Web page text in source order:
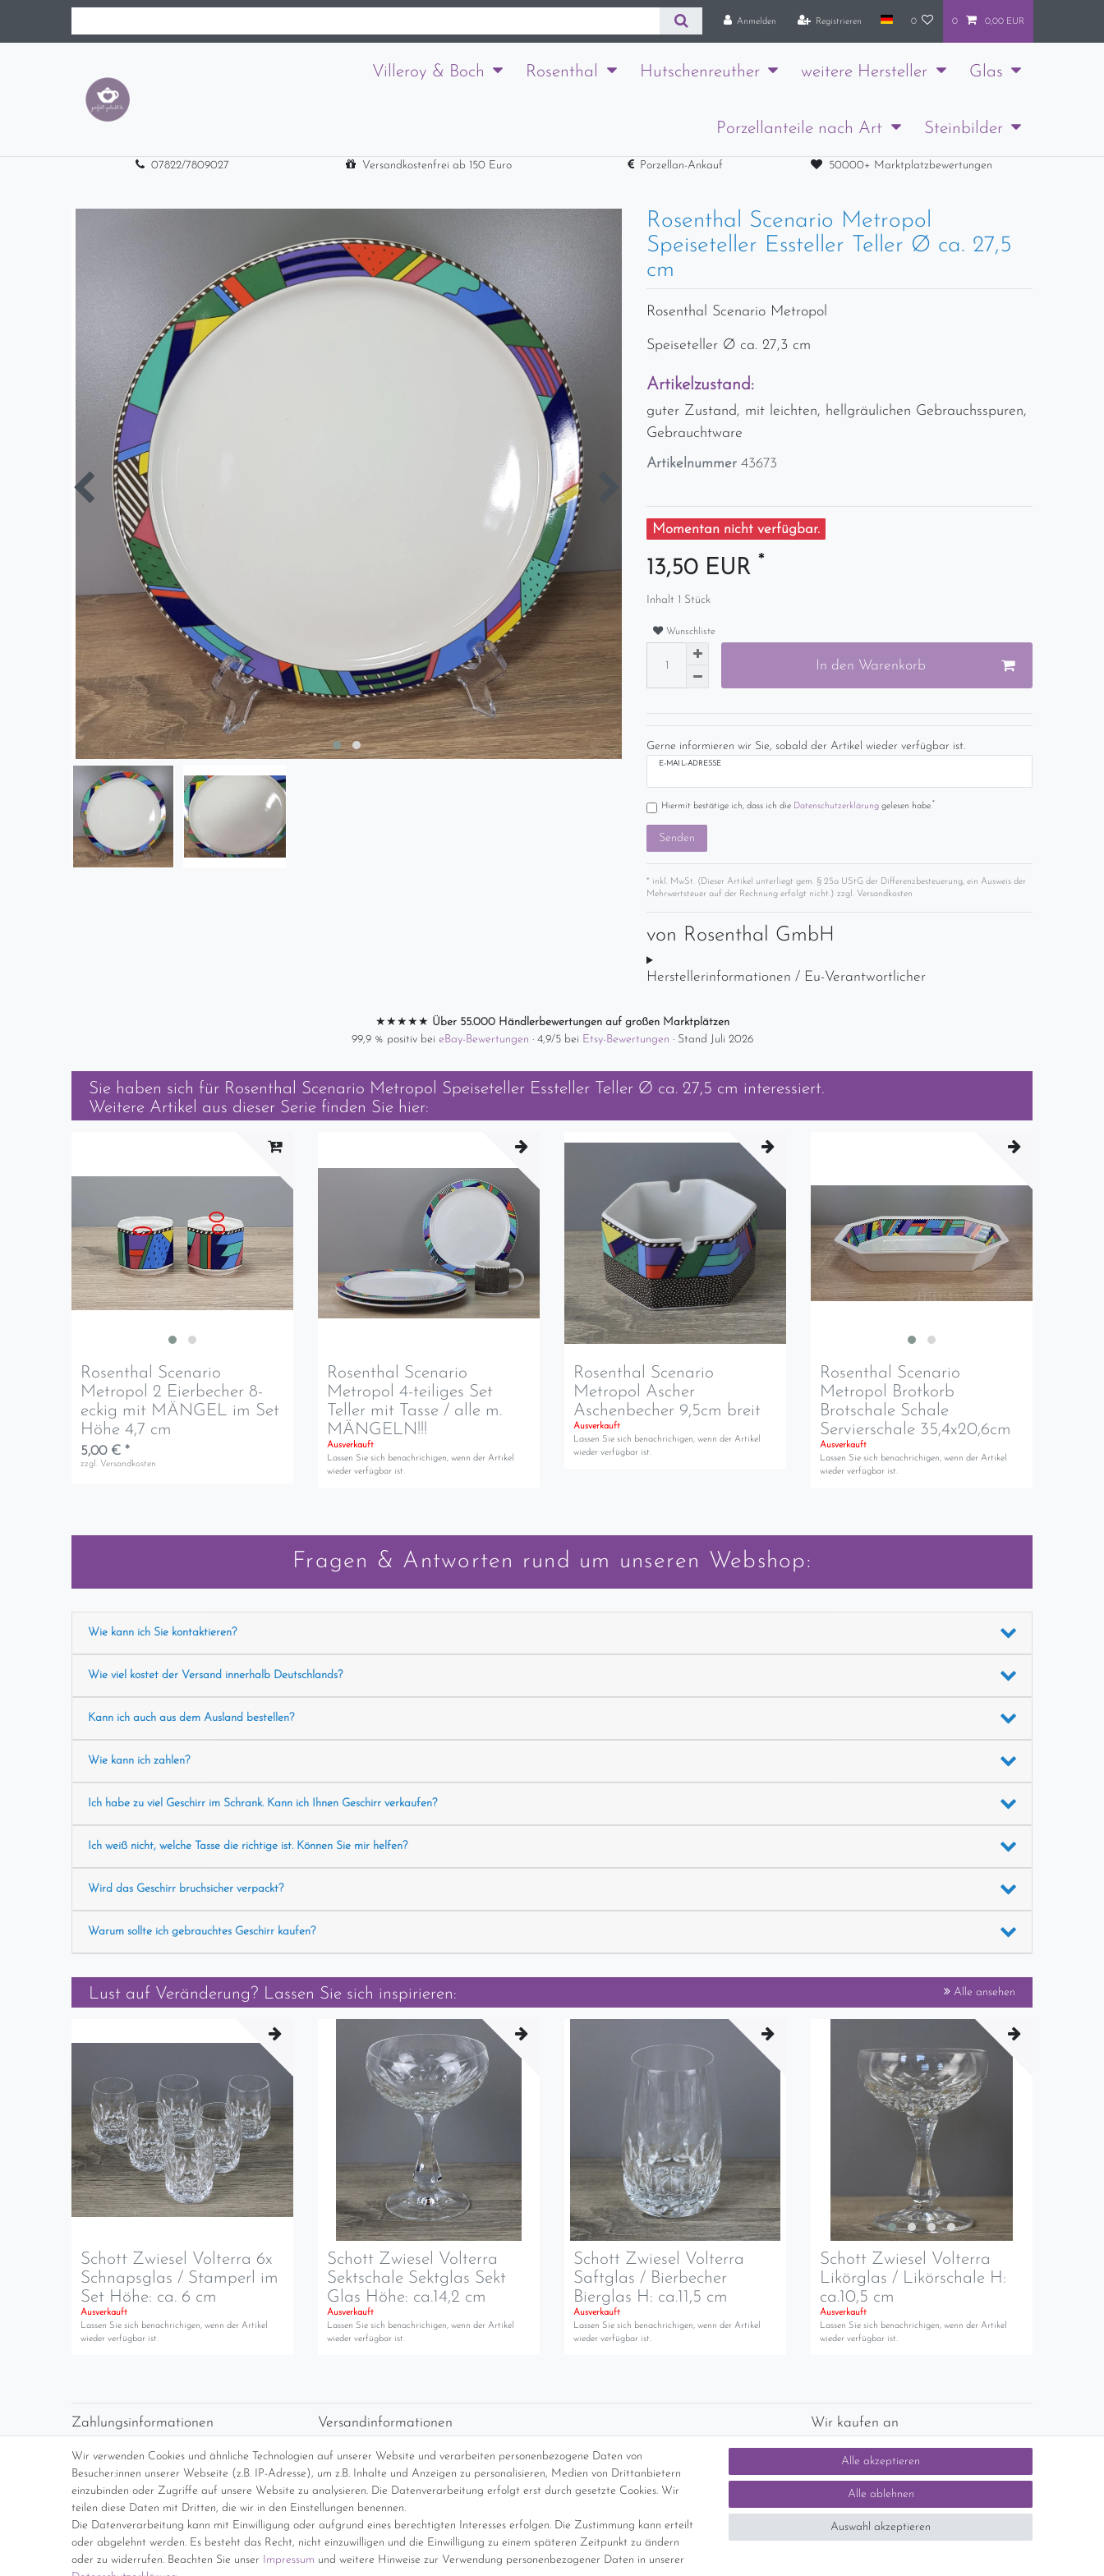
Anmelden Registrieren 0 0 0,00 EUR
Villeroy & Boch Rosenthal Hutschenreuther weitere Hersteller Glas
Porzellanteile nach Art Steinbilder
07822/7809027 Versandkostenfrei ab 150 Euro Porzellan-Ankauf 50000+ Marktplatzbewertungen
Rosenthal Scenario Metropol
Speiseteller Essteller Teller Ø ca. 27,5
cm
Rosenthal Scenario Metropol
Speiseteller Ø ca. 27,3 cm
Artikelzustand:
guter Zustand, mit leichten, hellgräulichen Gebrauchsspuren,
Gebrauchtware
Artikelnummer 43673
Momentan nicht verfügbar.
13,50 EUR *
Inhalt 1 Stück
Wunschliste
In den Warenkorb
Gerne informieren wir Sie, sobald der Artikel wieder verfügbar ist.
E-MAIL-ADRESSE
Hiermit bestätige ich, dass ich die Daten­schutz­erklärunggelesen habe.*
Senden
* inkl. MwSt. (Dieser Artikel unterliegt gem. § 25a UStG der Differenzbesteuerung, ein Ausweis der
Mehrwertsteuer auf der Rechnung erfolgt nicht.) zzgl. Versandkosten
von Rosenthal GmbH
Herstellerinformationen / Eu-Verantwortlicher
★★★★★ Über 55.000 Händlerbewertungen auf großen Marktplätzen
99,9 % positiv bei eBay-Bewertungen · 4,9/5 bei Etsy-Bewertungen · Stand Juli 2026
Sie haben sich für Rosenthal Scenario Metropol Speiseteller Essteller Teller Ø ca. 27,5 cm interessiert.
Weitere Artikel aus dieser Serie finden Sie hier:
Rosenthal Scenario
Metropol 2 Eierbecher 8-
eckig mit MÄNGEL im Set
Höhe 4,7 cm
5,00 € *
zzgl. Versandkosten
Rosenthal Scenario
Metropol 4-teiliges Set
Teller mit Tasse / alle m.
MÄNGELN!!!
Ausverkauft
Lassen Sie sich benachrichigen, wenn der Artikel
wieder verfügbar ist.
Rosenthal Scenario
Metropol Ascher
Aschenbecher 9,5cm breit
Ausverkauft
Lassen Sie sich benachrichigen, wenn der Artikel
wieder verfügbar ist.
Rosenthal Scenario
Metropol Brotkorb
Brotschale Schale
Servierschale 35,4x20,6cm
Ausverkauft
Lassen Sie sich benachrichigen, wenn der Artikel
wieder verfügbar ist.
Fragen & Antworten rund um unseren Webshop:
Wie kann ich Sie kontaktieren?
Wie viel kostet der Versand innerhalb Deutschlands?
Kann ich auch aus dem Ausland bestellen?
Wie kann ich zahlen?
Ich habe zu viel Geschirr im Schrank. Kann ich Ihnen Geschirr verkaufen?
Ich weiß nicht, welche Tasse die richtige ist. Können Sie mir helfen?
Wird das Geschirr bruchsicher verpackt?
Warum sollte ich gebrauchtes Geschirr kaufen?
Lust auf Veränderung? Lassen Sie sich inspirieren: Alle ansehen
Schott Zwiesel Volterra 6x
Schnapsglas / Stamperl im
Set Höhe: ca. 6 cm
Ausverkauft
Lassen Sie sich benachrichigen, wenn der Artikel
wieder verfügbar ist.
Schott Zwiesel Volterra
Sektschale Sektglas Sekt
Glas Höhe: ca.14,2 cm
Ausverkauft
Lassen Sie sich benachrichigen, wenn der Artikel
wieder verfügbar ist.
Schott Zwiesel Volterra
Saftglas / Bierbecher
Bierglas H: ca.11,5 cm
Ausverkauft
Lassen Sie sich benachrichigen, wenn der Artikel
wieder verfügbar ist.
Schott Zwiesel Volterra
Likörglas / Likörschale H:
ca.10,5 cm
Ausverkauft
Lassen Sie sich benachrichigen, wenn der Artikel
wieder verfügbar ist.
Wir verwenden Cookies und ähnliche Technologien auf unserer Website und verarbeiten personenbezogene Daten von
Besucher:innen unserer Webseite (z.B. IP-Adresse), um z.B. Inhalte und Anzeigen zu personalisieren, Medien von Drittanbietern
einzubinden oder Zugriffe auf unsere Website zu analysieren. Die Datenverarbeitung erfolgt erst durch gesetzte Cookies. Wir
teilen diese Daten mit Dritten, die wir in den Einstellungen benennen.
Die Datenverarbeitung kann mit Einwilligung oder aufgrund eines berechtigten Interesses erfolgen. Die Zustimmung kann erteilt
oder abgelehnt werden. Es besteht das Recht, nicht einzuwilligen und die Einwilligung zu einem späteren Zeitpunkt zu ändern
oder zu widerrufen. Beachten Sie unser Impressum und weitere Hinweise zur Verwendung personenbezogener Daten in unserer
Alle akzeptieren
Alle ablehnen
Auswahl akzeptieren
Zahlungsinformationen
Paypal
Abholung
Versandinformationen
Versand per GLS (6,90 Euro) oder DHL (8,49 Euro ) inkl. MwSt. (innerhalb Deutschlands)
kostenfreie Lieferung ab 150 Euro Warenwert (innerhalb Deutschlands)
Übersicht Internationale Versandkosten
Wir kaufen an
Sie haben zuviel Porzellan im Schrank? Gerne
kaufen wir dieses an. Einfach unverbindliches
Angebot anfordern.
*Endpreis inkl. MwSt. (Dieser Artikel unterliegt gem. § 25a UStG der Differenzbesteuerung, ein Ausweis der Mehrwertsteuer auf der Rechnung erfolgt nicht.)